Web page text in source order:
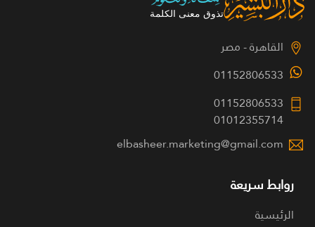
القاهرة - مصر
01152806533
01152806533
01012355714
elbasheer.marketing@gmail.com
روابط سريعة
الرئيسية